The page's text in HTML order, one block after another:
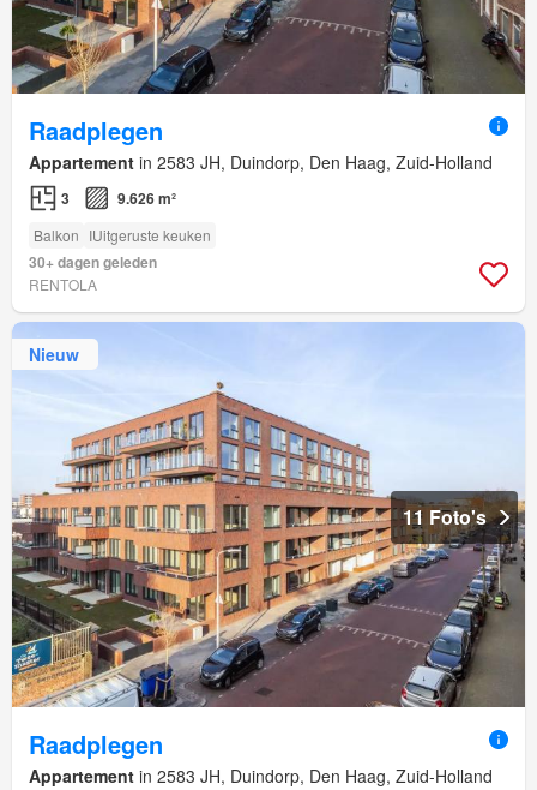
Raadplegen
Appartement in 2583 JH, Duindorp, Den Haag, Zuid-Holland
3 9.626 m²
Balkon IUitgeruste keuken
30+ dagen geleden
RENTOLA
Nieuw
11 Foto's
Raadplegen
Appartement in 2583 JH, Duindorp, Den Haag, Zuid-Holland